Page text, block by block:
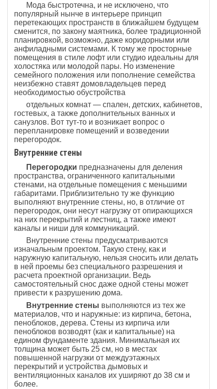
Мода быстротечна, и не исключено, что
популярный нынче в интерьере принцип
перетекающих пространств в ближайшем будущем
сменится, по закону маятника, более традиционной
планировкой, возможно, даже коридорными или
анфиладными системами. К тому же просторные
помещения в стиле лофт или студио идеальны для
холостяка или молодой пары. Но изменение
семейного положения или пополнение семейства
неизбежно ставят домовладельцев перед
необходимостью обустройства
отдельных комнат — спален, детских, кабинетов,
гостевых, а также дополнительных ванных и
санузлов. Вот тут-то и возникает вопрос о
перепланировке помещений и возведении
перегородок.
Внутренние стены
Перегородки предназначены для деления
пространства, ограниченного капитальными
стенами, на отдельные помещения с меньшими
габаритами. Приблизительно ту же функцию
выполняют внутренние стены, но, в отличие от
перегородок, они несут нагрузку от опирающихся
на них перекрытий и лестниц, а также имеют
каналы и ниши для коммуникаций.
Внутренние стены предусматриваются
изначальным проектом. Такую стену, как и
наружную капитальную, нельзя сносить или делать
в ней проемы без специального разрешения и
расчета проектной организации. Ведь
самостоятельный снос даже одной стены может
привести к разрушению дома.
Внутренние стены выполняются из тех же
материалов, что и наружные: из кирпича, бетона,
пеноблоков, дерева. Стены из кирпича или
пеноблоков возводят (как и капитальные) на
едином фундаменте здания. Минимальная их
толщина может быть 25 см, но в местах
повышенной нагрузки от междуэтажных
перекрытий и устройства дымовых и
вентиляционных каналов их уширяют до 38 см и
более.